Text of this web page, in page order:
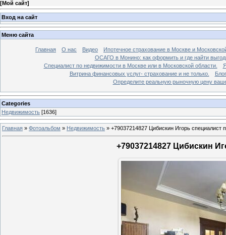
[Мой сайт]
Вход на сайт
Меню сайта
Главная О нас Видео
Ипотечное страхование в Москве и
ОСАГО в Монино: как оформить и где найти
Специалист по недвижимости в Москве или в Московской области.
Витрина финансовых услуг- страхование и не только.
Блог
Определите реальную рыночную цену
Categories
Недвижимость [1636]
Главная » Фотоальбом » Недвижимость » +79037214827 Цибискин Игорь специалист
+79037214827 Цибискин